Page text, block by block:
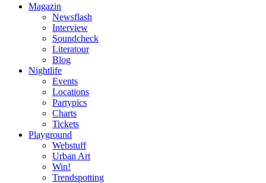
Magazin
Newsflash
Interview
Soundcheck
Literatour
Blog
Nightlife
Events
Locations
Partypics
Charts
Tickets
Playground
Webstuff
Urban Art
Win!
Trendspotting